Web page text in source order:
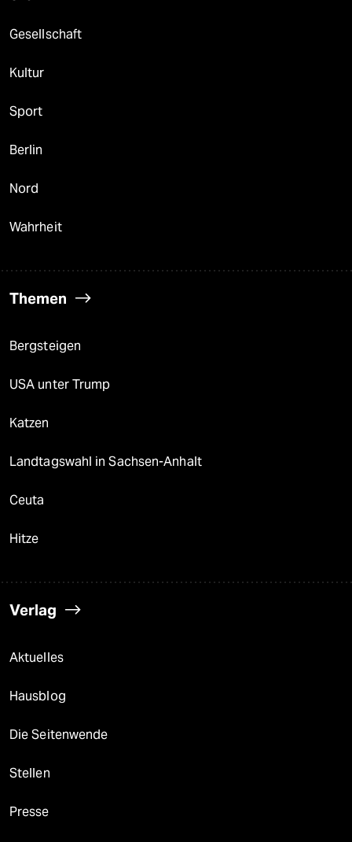
Gesellschaft
Kultur
Sport
Berlin
Nord
Wahrheit
Themen
Bergsteigen
USA unter Trump
Katzen
Landtagswahl in Sachsen-Anhalt
Ceuta
Hitze
Verlag
Aktuelles
Hausblog
Die Seitenwende
Stellen
Presse